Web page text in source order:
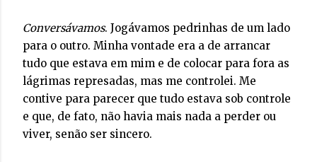
Conversávamos. Jogávamos pedrinhas de um lado
para o outro. Minha vontade era a de arrancar
tudo que estava em mim e de colocar para fora as
lágrimas represadas, mas me controlei. Me
contive para parecer que tudo estava sob controle
e que, de fato, não havia mais nada a perder ou
viver, senão ser sincero.